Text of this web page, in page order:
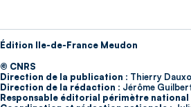
Édition Ile-de-France Meudon
© CNRS
Direction de la publication : Thierry
Direction de la rédaction : Jérôme
Responsable éditorial périmètre national